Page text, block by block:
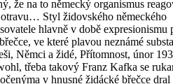
že na to německý organismus
Styl židovského německého
hlavně v době expresionismu
ve které plavou neznámé
Němci a židé, Přítomnost, únor
třeba takový Franz Kafka se
v hnusné židácké břečce dral